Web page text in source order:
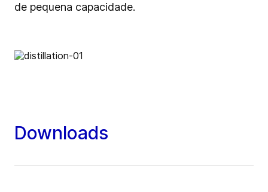
de pequena capacidade.
Downloads